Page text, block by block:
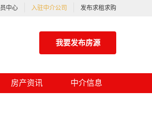
中心 入驻中介公司 发布求租求购
我要发布房源
房产资讯 中介信息